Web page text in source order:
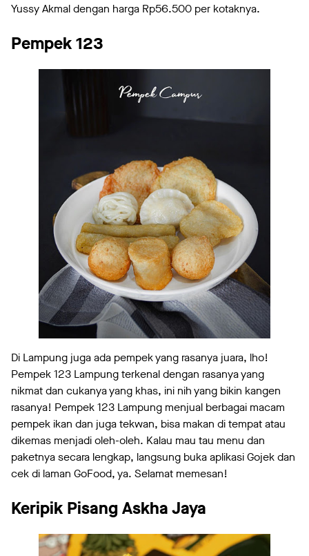
Yussy Akmal dengan harga Rp56.500 per kotaknya.
Pempek 123
Di Lampung juga ada pempek yang rasanya juara, lho!
Pempek 123 Lampung terkenal dengan rasanya yang
nikmat dan cukanya yang khas, ini nih yang bikin kangen
rasanya! Pempek 123 Lampung menjual berbagai macam
pempek ikan dan juga tekwan, bisa makan di tempat atau
dikemas menjadi oleh-oleh. Kalau mau tau menu dan
paketnya secara lengkap, langsung buka aplikasi Gojek dan
cek di laman GoFood, ya. Selamat memesan!
Keripik Pisang Askha Jaya